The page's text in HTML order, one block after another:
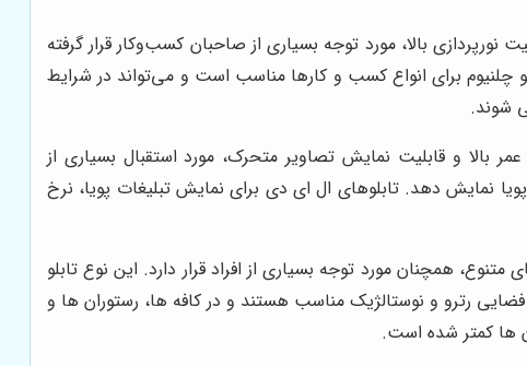
نورپردازی بالا، مورد توجه بسیاری از صاحبان کسب‌وکار قرار گرفته
چلنیوم برای انواع کسب و کارها مناسب است و می‌تواند در شرایط
شوند.
بالا و قابلیت نمایش تصاویر متحرک، مورد استقبال بسیاری از
نمایش دهد. تابلوهای ال ای دی برای نمایش تبلیغات پویا، نرخ
همچنان مورد توجه بسیاری از افراد قرار دارد. این نوع تابلو
فضایی رترو و نوستالژیک مناسب هستند و در کافه ها، رستوران ها و
ها کمتر شده است.